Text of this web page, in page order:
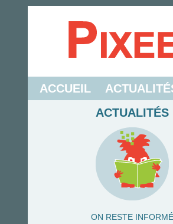
ACCUEIL
ACTUALITÉS
ON RESTE INFORMÉ